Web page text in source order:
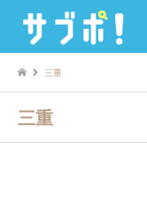
三重
三重